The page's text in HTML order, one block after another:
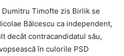
Timofte zis Birlik se
Bălcescu ca independent,
decât contracandidatul său,
în culorile PSD